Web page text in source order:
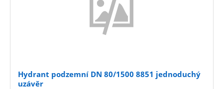
Hydrant podzemní DN 80/1500 8851 jednoduchý
uzávěr